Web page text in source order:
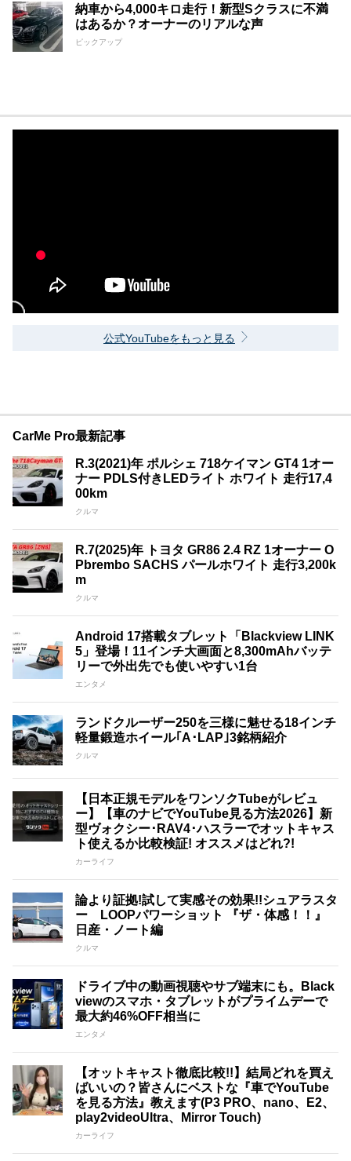
納車から4,000キロ走行！新型Sクラスに不満
はあるか？オーナーのリアルな声
ピックアップ
公式YouTubeをもっと見る
CarMe Pro最新記事
R.3(2021)年 ポルシェ 718ケイマン GT4 1オー
ナー PDLS付きLEDライト ホワイト 走行17,4
00km
クルマ
R.7(2025)年 トヨタ GR86 2.4 RZ 1オーナー O
Pbrembo SACHS パールホワイト 走行3,200k
m
クルマ
Android 17搭載タブレット「Blackview LINK
5」登場！11インチ大画面と8,300mAhバッテ
リーで外出先でも使いやすい1台
エンタメ
ランドクルーザー250を三様に魅せる18インチ
軽量鍛造ホイール｢A･LAP｣3銘柄紹介
クルマ
【日本正規モデルをワンソクTubeがレビュ
ー】【車のナビでYouTube見る方法2026】新
型ヴォクシー･RAV4･ハスラーでオットキャス
ト使えるか比較検証! オススメはどれ?!
カーライフ
論より証拠!試して実感その効果!!シュアラスタ
ー LOOPパワーショット 『ザ・体感！！』
日産・ノート編
クルマ
ドライブ中の動画視聴やサブ端末にも。Black
viewのスマホ・タブレットがプライムデーで
最大約46%OFF相当に
エンタメ
【オットキャスト徹底比較!!】結局どれを買え
ばいいの？皆さんにベストな『車でYouTube
を見る方法』教えます(P3 PRO、nano、E2、
play2videoUltra、Mirror Touch)
カーライフ